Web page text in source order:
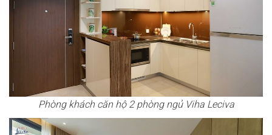
Phòng khách căn hộ 2 phòng ngủ Viha Leciva